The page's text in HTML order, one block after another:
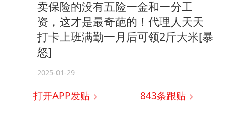
卖保险的没有五险一金和一分工
资，这才是最奇葩的！代理人天天
打卡上班满勤一月后可领2斤大米[暴
怒]
2025-01-29
打开APP发贴 843条跟贴